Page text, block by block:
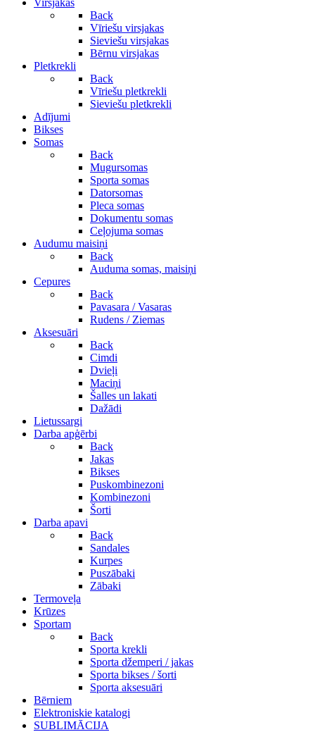
Virsjakas
Back
Vīriešu virsjakas
Sieviešu virsjakas
Bērnu virsjakas
Pletkrekli
Back
Vīriešu pletkrekli
Sieviešu pletkrekli
Adījumi
Bikses
Somas
Back
Mugursomas
Sporta somas
Datorsomas
Pleca somas
Dokumentu somas
Ceļojuma somas
Audumu maisiņi
Back
Auduma somas, maisiņi
Cepures
Back
Pavasara / Vasaras
Rudens / Ziemas
Aksesuāri
Back
Cimdi
Dvieļi
Maciņi
Šalles un lakati
Dažādi
Lietussargi
Darba apģērbi
Back
Jakas
Bikses
Puskombinezoni
Kombinezoni
Šorti
Darba apavi
Back
Sandales
Kurpes
Puszābaki
Zābaki
Termoveļa
Krūzes
Sportam
Back
Sporta krekli
Sporta džemperi / jakas
Sporta bikses / šorti
Sporta aksesuāri
Bērniem
Elektroniskie katalogi
SUBLIMĀCIJA